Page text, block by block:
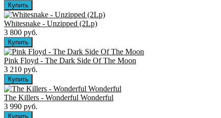
Whitesnake - Unzipped (2Lp)
3 800 руб.
Pink Floyd - The Dark Side Of The Moon
3 210 руб.
The Killers ‎- Wonderful Wonderful
3 990 руб.